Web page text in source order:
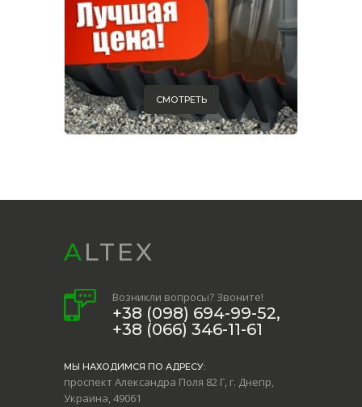
СМОТРЕТЬ
ALTEX
Возникли вопросы? Звоните!
+38 (098) 694-99-52,
+38 (066) 346-11-61
МЫ НАХОДИМСЯ ПО АДРЕСУ:
проспект Александра Поля 82 Г, г. Днепр,
Украина, 49061